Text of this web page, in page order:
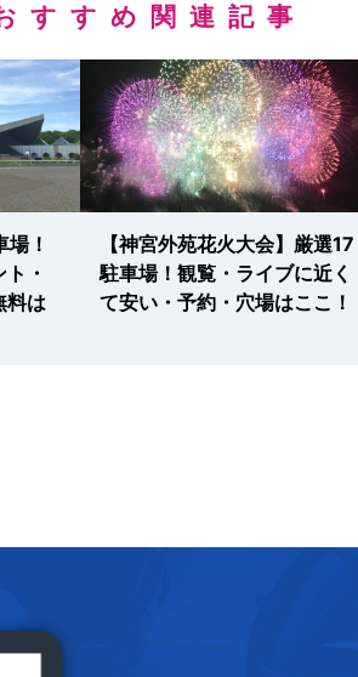
すすめ関連記事
場！
・
料は
【神宮外苑花火大会】厳選17
駐車場！観覧・ライブに近く
て安い・予約・穴場はここ！